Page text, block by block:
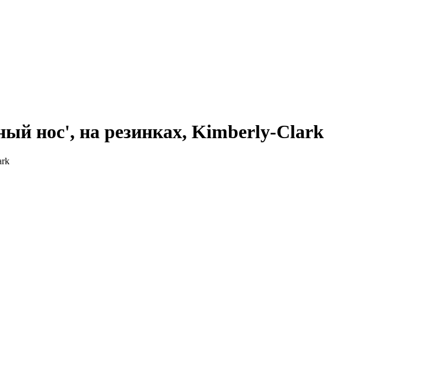
нос', на резинках, Kimberly-Clark